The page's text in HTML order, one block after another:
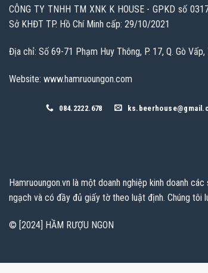
CÔNG TY TNHH TM XNK K HOUSE - GPKD số
Sở KHĐT TP. Hồ Chí Minh cấp: 29/10/2021
Địa chỉ: Số 69-71 Phạm Huy Thông, P. 17, Q. Gò Vấp,
Website: www.hamruoungon.com
084.2222.678
Hamruoungon.vn là một doanh nghiệp kinh doanh các
ngạch và có đầy đủ giấy tờ theo luật định. Chúng
© [2024] HẦM RƯỢU NGON